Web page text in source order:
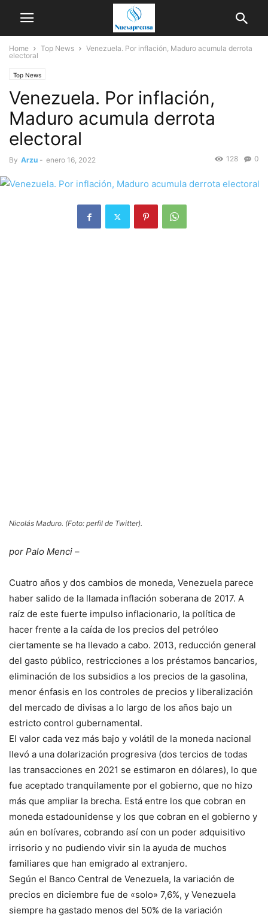
Home Top News
Venezuela. Por inflación, Maduro acumula derrota
electoral
Top News
Venezuela. Por inflación,
Maduro acumula derrota
electoral
By Arzu - enero 16, 2022 0
128
Nicolás Maduro. (Foto: perfil de Twitter).
por Palo Menci –
Cuatro años y dos cambios de moneda, Venezuela parece
haber salido de la llamada inflación soberana de 2017. A
raíz de este fuerte impulso inflacionario, la política de
hacer frente a la caída de los precios del petróleo
ciertamente se ha llevado a cabo. 2013, reducción general
del gasto público, restricciones a los préstamos bancarios,
eliminación de los subsidios a los precios de la gasolina,
menor énfasis en los controles de precios y liberalización
del mercado de divisas a lo largo de los años bajo un
estricto control gubernamental.
El valor cada vez más bajo y volátil de la moneda nacional
llevó a una dolarización progresiva (dos tercios de todas
las transacciones en 2021 se estimaron en dólares), lo que
fue aceptado tranquilamente por el gobierno, que no hizo
más que ampliar la brecha. Está entre los que cobran en
moneda estadounidense y los que cobran en el gobierno y
aún en bolívares, cobrando así con un poder adquisitivo
irrisorio y no pudiendo vivir sin la ayuda de muchos
familiares que han emigrado al extranjero.
Según el Banco Central de Venezuela, la variación de
precios en diciembre fue de «solo» 7,6%, y Venezuela
siempre ha gastado menos del 50% de la variación